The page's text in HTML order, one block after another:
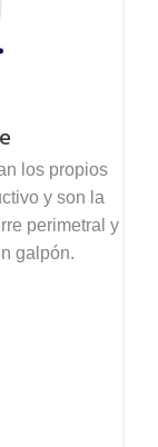
los propios
y son la
perimetral y
galpón.